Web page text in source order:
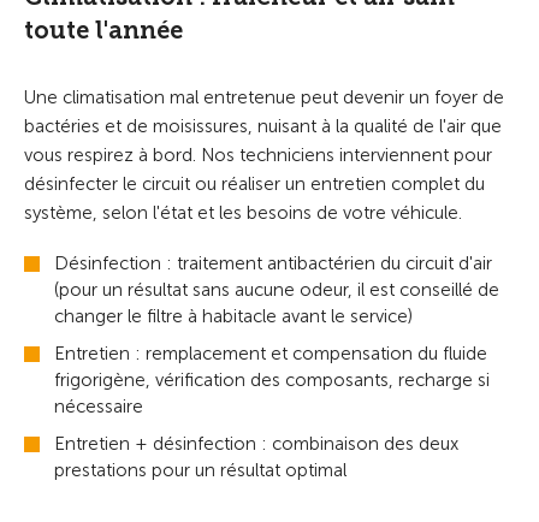
toute l'année
Une climatisation mal entretenue peut devenir un foyer de
bactéries et de moisissures, nuisant à la qualité de l'air que
vous respirez à bord. Nos techniciens interviennent pour
désinfecter le circuit ou réaliser un entretien complet du
système, selon l'état et les besoins de votre véhicule.
Désinfection : traitement antibactérien du circuit d'air
(pour un résultat sans aucune odeur, il est conseillé de
changer le filtre à habitacle avant le service)
Entretien : remplacement et compensation du fluide
frigorigène, vérification des composants, recharge si
nécessaire
Entretien + désinfection : combinaison des deux
prestations pour un résultat optimal